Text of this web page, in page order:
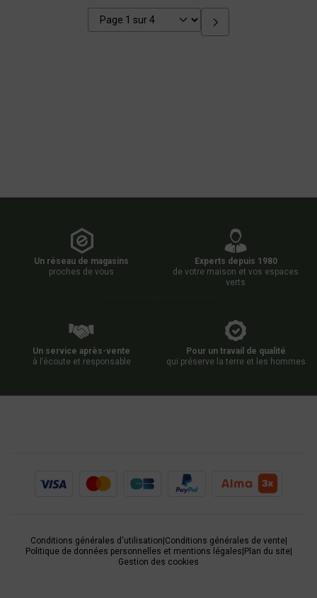
Un réseau de magasins
proches de vous
Experts depuis 1980
de votre maison et vos espaces
verts
Un service après-vente
à l’écoute et responsable
Pour un travail de qualité
qui préserve la terre et les hommes
Conditions générales d'utilisation Conditions générales de vente|
Politique de données personnelles et mentions légales Plan du site|
Gestion des cookies